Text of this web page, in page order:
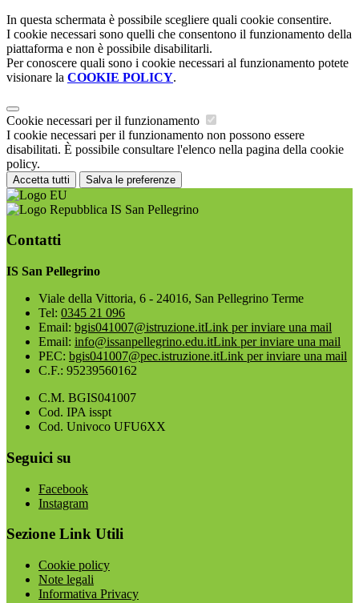
In questa schermata è possibile scegliere quali cookie consentire.
I cookie necessari sono quelli che consentono il funzionamento della
piattaforma e non è possibile disabilitarli.
Per conoscere quali sono i cookie necessari al funzionamento potete
visionare la COOKIE POLICY.
Cookie necessari per il funzionamento
I cookie necessari per il funzionamento non possono essere
disabilitati. È possibile consultare l'elenco nella pagina della cookie
policy.
Accetta tutti Salva le preferenze
IS San Pellegrino
Contatti
IS San Pellegrino
Viale della Vittoria, 6 - 24016, San Pellegrino Terme
Tel: 0345 21 096
Email: bgis041007@istruzione.itLink per inviare una mail
Email: info@issanpellegrino.edu.itLink per inviare una mail
PEC: bgis041007@pec.istruzione.itLink per inviare una mail
C.F.: 95239560162
C.M. BGIS041007
Cod. IPA isspt
Cod. Univoco UFU6XX
Seguici su
Facebook
Instagram
Sezione Link Utili
Cookie policy
Note legali
Informativa Privacy